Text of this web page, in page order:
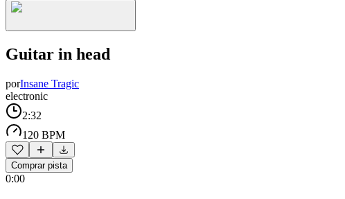
Guitar in head
porInsane Tragic
electronic
2:32
120 BPM
Comprar pista
0:00